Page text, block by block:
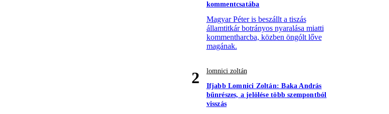
kommentcsatába
Magyar Péter is beszállt a tiszás
államtitkár botrányos nyaralása miatti
kommentharcba, közben öngólt lőve
magának.
2
lomnici zoltán
Ifjabb Lomnici Zoltán: Baka András
bűnrészes, a jelölése több szempontból
visszás